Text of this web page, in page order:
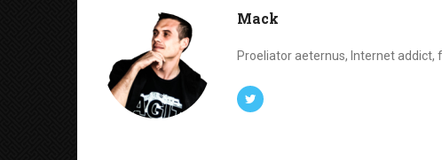
Mack
Proeliator aeternus, Internet